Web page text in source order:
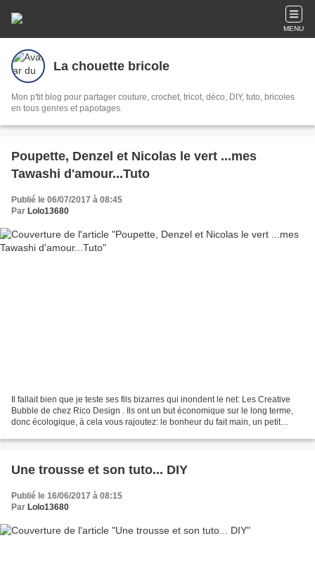
MENU
La chouette bricole
Mon p'tit blog pour partager couture, crochet, tricot, déco, DIY, tuto, bricoles
en tous genres et papotages.
Poupette, Denzel et Nicolas le vert ...mes
Tawashi d'amour...Tuto
Publié le 06/07/2017 à 08:45
Par Lolo13680
Il fallait bien que je teste ses fils bizarres qui inondent le net: Les Creative
Bubble de chez Rico Design . Ils ont un but économique sur le long terme,
donc écologique, à cela vous rajoutez: le bonheur du fait main, un petit
Une trousse et son tuto... DIY
Publié le 16/06/2017 à 08:15
Par Lolo13680